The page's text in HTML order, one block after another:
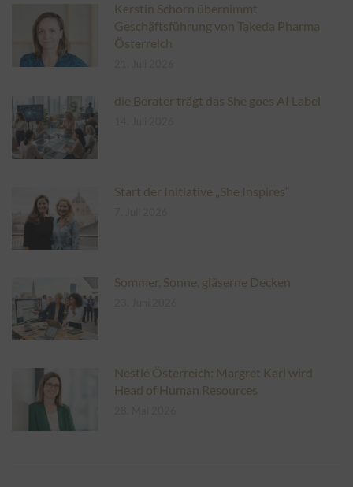
Kerstin Schorn übernimmt
Geschäftsführung von Takeda Pharma
Österreich
die Berater trägt das She goes AI Label
Start der Initiative „She Inspires“
Sommer, Sonne, gläserne Decken
Nestlé Österreich: Margret Karl wird
Head of Human Resources